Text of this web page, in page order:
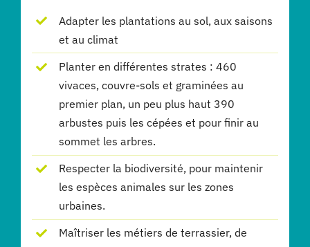
Adapter les plantations au sol, aux saisons
et au climat
Planter en différentes strates : 460
vivaces, couvre-sols et graminées au
premier plan, un peu plus haut 390
arbustes puis les cépées et pour finir au
sommet les arbres.
Respecter la biodiversité, pour maintenir
les espèces animales sur les zones
urbaines.
Maîtriser les métiers de terrassier, de